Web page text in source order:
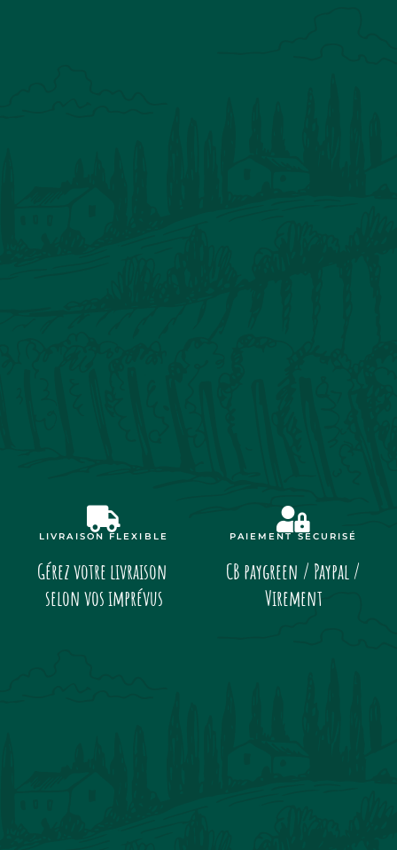
LIVRAISON FLEXIBLE
Gérez votre livraison
selon vos imprévus
PAIEMENT SÉCURISÉ
CB paygreen / Paypal /
Virement